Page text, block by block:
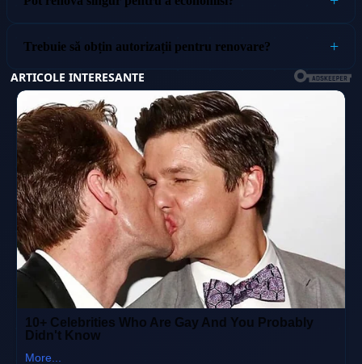
Trebuie să obțin autorizații pentru renovare?